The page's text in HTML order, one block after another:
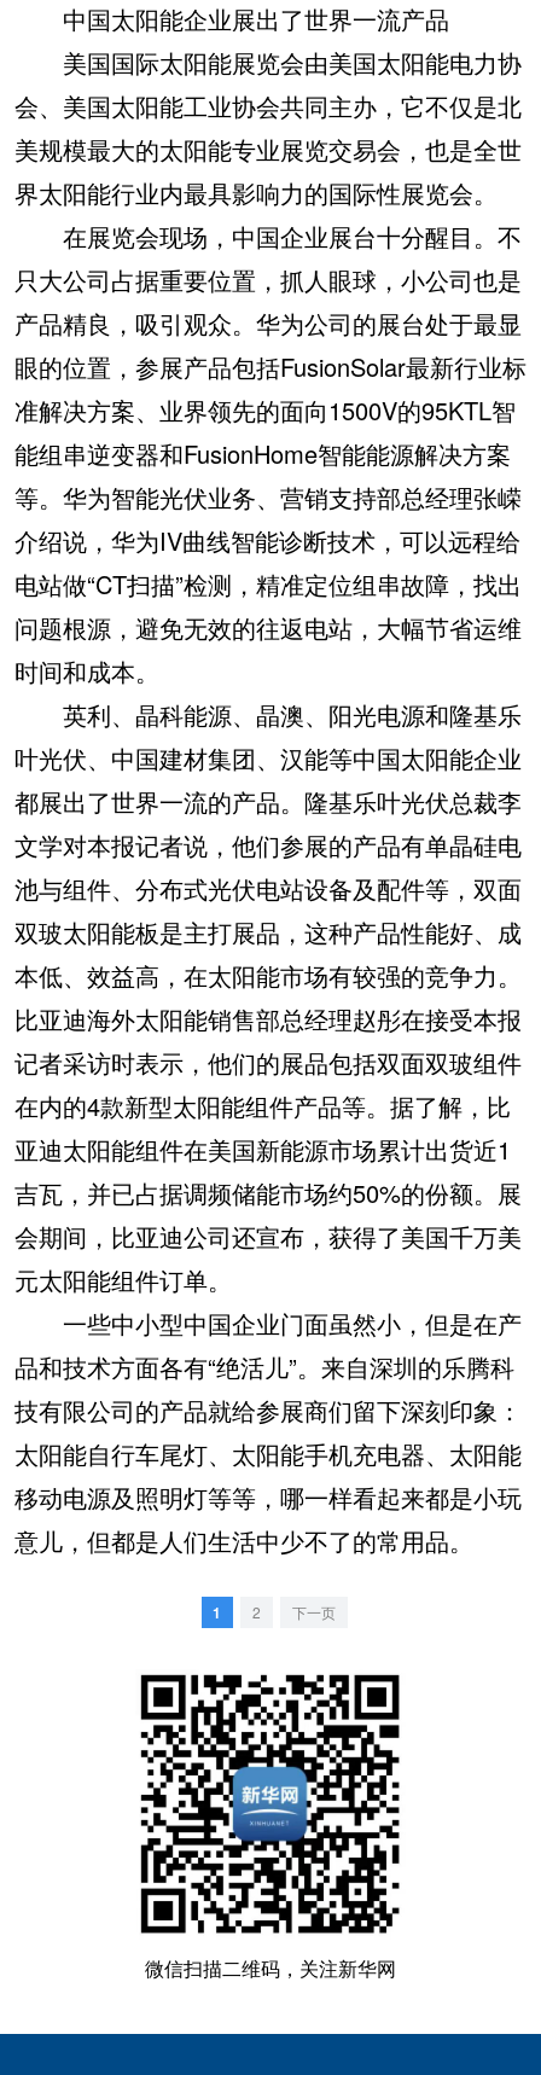
中国太阳能企业展出了世界一流产品
美国国际太阳能展览会由美国太阳能电力协
会、美国太阳能工业协会共同主办，它不仅是北
美规模最大的太阳能专业展览交易会，也是全世
界太阳能行业内最具影响力的国际性展览会。
在展览会现场，中国企业展台十分醒目。不
只大公司占据重要位置，抓人眼球，小公司也是
产品精良，吸引观众。华为公司的展台处于最显
眼的位置，参展产品包括FusionSolar最新行业标
准解决方案、业界领先的面向1500V的95KTL智
能组串逆变器和FusionHome智能能源解决方案
等。华为智能光伏业务、营销支持部总经理张嵘
介绍说，华为IV曲线智能诊断技术，可以远程给
电站做“CT扫描”检测，精准定位组串故障，找出
问题根源，避免无效的往返电站，大幅节省运维
时间和成本。
英利、晶科能源、晶澳、阳光电源和隆基乐
叶光伏、中国建材集团、汉能等中国太阳能企业
都展出了世界一流的产品。隆基乐叶光伏总裁李
文学对本报记者说，他们参展的产品有单晶硅电
池与组件、分布式光伏电站设备及配件等，双面
双玻太阳能板是主打展品，这种产品性能好、成
本低、效益高，在太阳能市场有较强的竞争力。
比亚迪海外太阳能销售部总经理赵彤在接受本报
记者采访时表示，他们的展品包括双面双玻组件
在内的4款新型太阳能组件产品等。据了解，比
亚迪太阳能组件在美国新能源市场累计出货近1
吉瓦，并已占据调频储能市场约50%的份额。展
会期间，比亚迪公司还宣布，获得了美国千万美
元太阳能组件订单。
一些中小型中国企业门面虽然小，但是在产
品和技术方面各有“绝活儿”。来自深圳的乐腾科
技有限公司的产品就给参展商们留下深刻印象：
太阳能自行车尾灯、太阳能手机充电器、太阳能
移动电源及照明灯等等，哪一样看起来都是小玩
意儿，但都是人们生活中少不了的常用品。
1 2 下一页
微信扫描二维码，关注新华网